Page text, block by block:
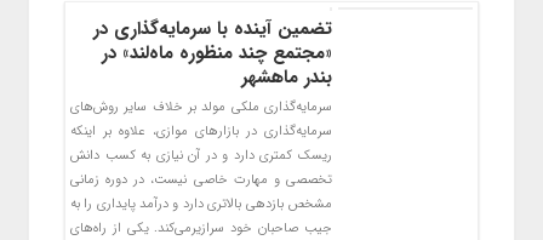
تضمین آینده با سرمایه‌گذاری در
«مجتمع چند منظوره ماه‌لند» در
بندر ماهشهر
سرمایه‌گذاری ملکی مولد بر خلاف سایر روش‌های
سرمایه‌گذاری در بازارهای موازی، علاوه بر اینکه
ریسک کمتری دارد و در آن نیازی به کسب دانش
تخصصی و مهارت خاصی نیست، در دوره زمانی
مشخص بازدهی بالاتری دارد و درآمد پایداری را به
جیب صاحبان خود سرازیرمی‌کند. یکی از راه‌های